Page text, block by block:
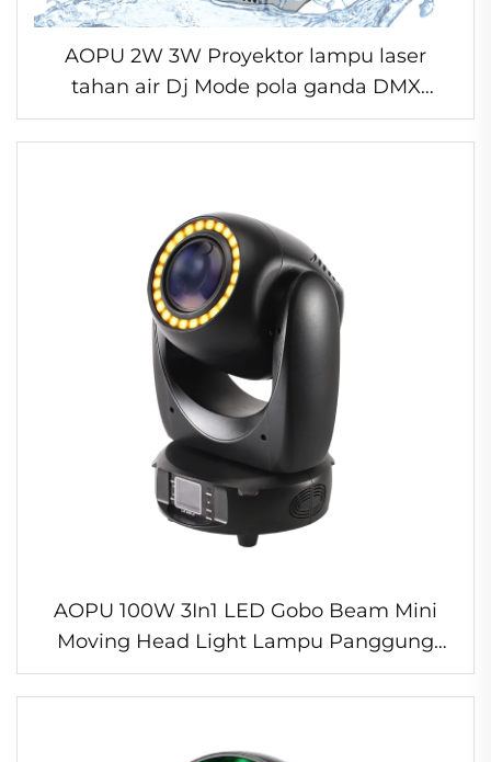
AOPU 2W 3W Proyektor lampu laser
tahan air Dj Mode pola ganda DMX
Lampu panggung laser Lampu laser
untuk klub malam
AOPU 100W 3In1 LED Gobo Beam Mini
Moving Head Light Lampu Panggung
Dengan Lampu Bantu LED